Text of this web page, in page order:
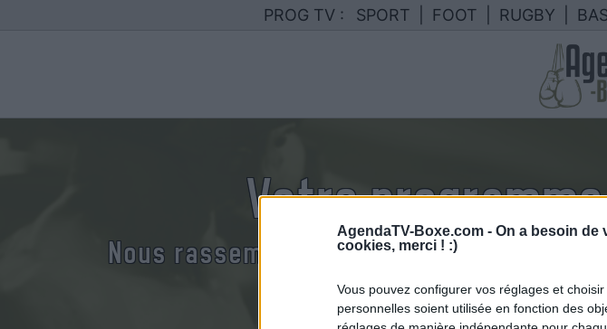
AgendaTV-Boxe.com - On a besoin de
cookies, merci ! :)
Vous pouvez configurer vos réglages et
personnelles soient utilisée en fonction des
PROG TV : SPORT FOOT RUGBY
Votre
Nous rassemblons le calendrier des